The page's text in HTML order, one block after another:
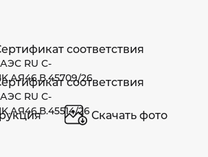
соответствия
RU С-
26
соответствия
RU С-
26Скачать фото